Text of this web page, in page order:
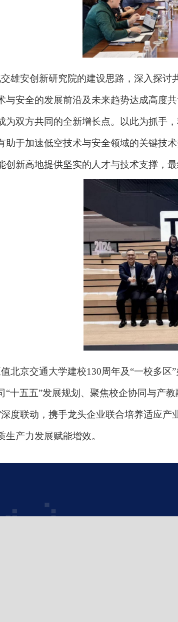
雄安创新研究院的建设思路，深入探
与安全的发展前沿及未来趋势达成高度
为双方共同的全新增长点。以此为抓手
助于加速低空技术与安全领域的关键技
创新高地提供坚实的人才与技术支撑，
北京交通大学建校130周年及“一校多
“十五五”发展规划、聚焦校企协同与产
度联动，携手龙头企业联合培养适应
产力发展赋能增效。